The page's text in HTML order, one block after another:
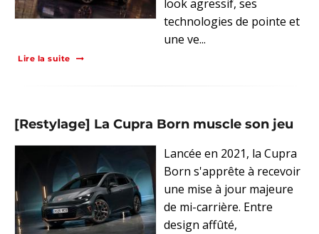
look agressif, ses
technologies de pointe et
une ve...
Lire la suite
[Restylage] La Cupra Born muscle son jeu
Lancée en 2021, la Cupra
Born s'apprête à recevoir
une mise à jour majeure
de mi-carrière. Entre
design affûté,